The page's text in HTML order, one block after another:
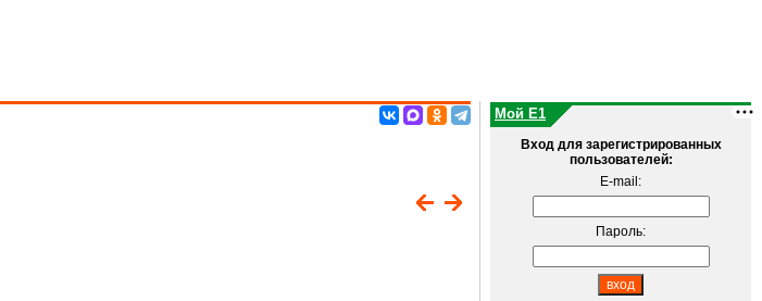
Мой E1
Вход для зарегистрированных
пользователей:
E-mail:
Пароль: